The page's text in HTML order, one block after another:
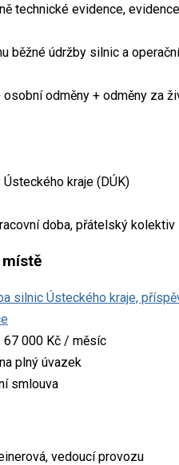
technické evidence,
běžné údržby silnic a
odměny + odměny za
kraje (DÚK)
doba, přátelský kolektiv
silnic Ústeckého kraje,
67 000 Kč / měsíc
plný úvazek
smlouva
vedoucí provozu